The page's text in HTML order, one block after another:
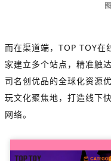
而在渠道端，TOP TOY在
家建立多个站点，精准触
司名创优品的全球化资源
玩文化聚焦地，打造线下
网络。